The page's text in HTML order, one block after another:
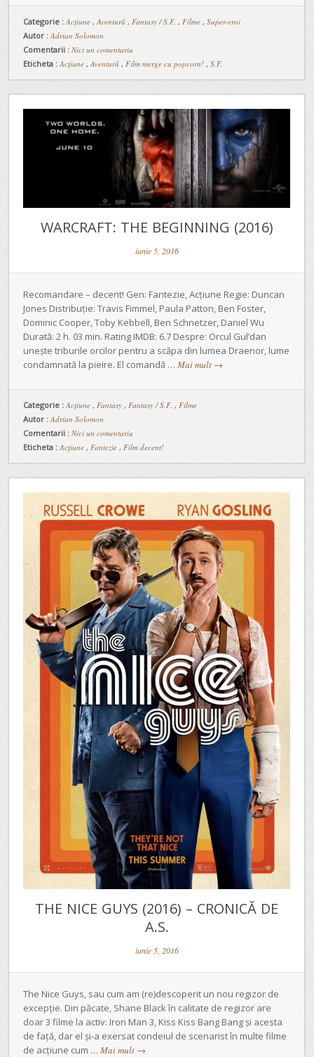
Categorie :Acţiune ,Aventură , Fantasy / S.F. , Filme , Super-eroi
Autor : Adrian Solomon
Comentarii : Nici un comentariu
Eticheta : Acțiune ,Aventură , Film merge cu popcorn! , S.F.
WARCRAFT: THE BEGINNING (2016)
iunie 5, 2016
Recomandare – decent! Gen: Fantezie, Acțiune Regie: Duncan
Jones Distribuție: Travis Fimmel, Paula Patton, Ben Foster,
Dominic Cooper, Toby Kebbell, Ben Schnetzer, Daniel Wu
Durată: 2 h. 03 min. Rating IMDB: 6.7 Despre: Orcul Gul’dan
unește triburile orcilor pentru a scăpa din lumea Draenor, lume
condamnată la pieire. El comandă … Mai mult →
Categorie :Acţiune , Fantasy , Fantasy / S.F. , Filme
Autor : Adrian Solomon
Comentarii : Nici un comentariu
Eticheta : Acțiune , Fantezie , Film decent!
THE NICE GUYS (2016) – CRONICĂ DE
A.S.
iunie 5, 2016
The Nice Guys, sau cum am (re)descoperit un nou regizor de
excepție. Din păcate, Shane Black în calitate de regizor are
doar 3 filme la activ: Iron Man 3, Kiss Kiss Bang Bang și acesta
de față, dar el și-a exersat condeiul de scenarist în multe filme
de acțiune cum … Mai mult →